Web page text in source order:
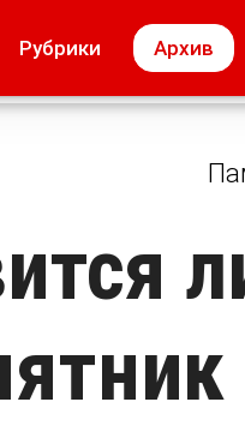
Рубрики Архив
МОЁ! Плюс
Образование